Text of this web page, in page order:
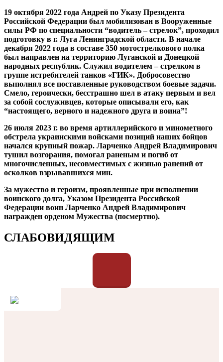
19 октября 2022 года Андрей по Указу Президента
Российской Федерации был мобилизован в Вооруженные
силы РФ по специальности “водитель – стрелок”, проходил
подготовку в г. Луга Ленинградской области. В начале
декабря 2022 года в составе 350 мотострелкового полка
был направлен на территорию Луганской и Донецкой
народных республик. Служил водителем – стрелком в
группе истребителей танков «ГИК». Добросовестно
выполнял все поставленные руководством боевые задачи.
Смело, героически, бесстрашно шел в атаку первым и вел
за собой сослуживцев, которые описывали его, как
“настоящего, верного и надежного друга и воина”!
26 июля 2023 г. во время артиллерийского и минометного
обстрела украинскими войсками позиций наших бойцов
начался крупный пожар. Ларченко Андрей Владимирович
тушил возгорания, помогал раненым и погиб от
многочисленных, несовместимых с жизнью ранений от
осколков взрывавшихся мин.
За мужество и героизм, проявленные при исполнении
воинского долга, Указом Президента Российской
Федерации воин Ларченко Андрей Владимирович
награжден орденом Мужества (посмертно).
СЛАБОВИДЯЩИМ